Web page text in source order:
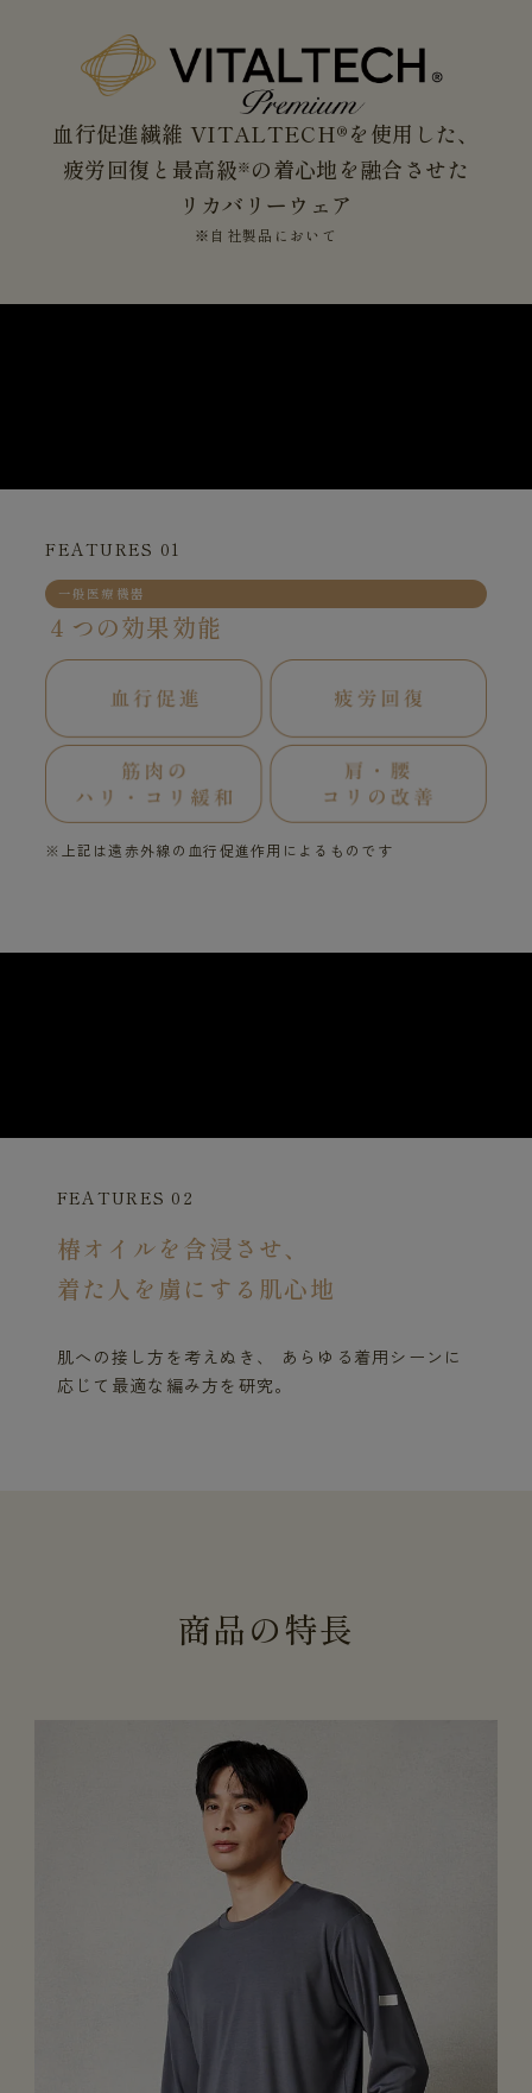
血行促進繊維 VITALTECH®を使用した、
疲労回復と最高級※ の着心地を融合させた
リカバリーウェア
※自社製品において
FEATURES 01
一般医療機器
４つの効果効能
※上記は遠赤外線の血行促進作用によるものです
FEATURES 02
椿オイルを含浸させ、
着た人を虜にする肌心地
肌への接し方を考えぬき、 あらゆる着用シーンに
応じて最適な編み方を研究。
商品の特長